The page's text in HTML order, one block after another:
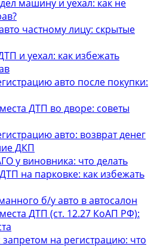
машину и уехал: как не
частному лицу: скрытые
и уехал: как избежать
авто после покупки:
ДТП во дворе: советы
авто: возврат денег
ДКП
у виновника: что делать
на парковке: как избежать
б/у авто в автосалон
ДТП (ст. 12.27 КоАП РФ):
запретом на регистрацию: что